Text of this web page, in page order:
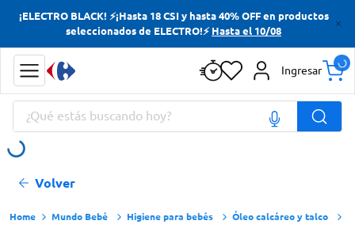
¡ELECTRO BLACK! ⚡¡Hasta 18 CSI y hasta 40% OFF en productos
seleccionados de ELECTRO!⚡ Hasta el 10/08
Ingresar
¿Qué estás buscando hoy?
Volver
Mundo Bebé Higiene para bebés Óleo calcáreo y talco
Términos más buscados
Yerba
Cerveza
Términos más buscados
Yerba
Cerveza
Doves